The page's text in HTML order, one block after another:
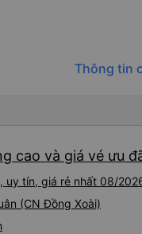
Thông tin
cao và giá vé ưu
uy tín, giá rẻ nhất 08/
(CN Đồng Xoài)